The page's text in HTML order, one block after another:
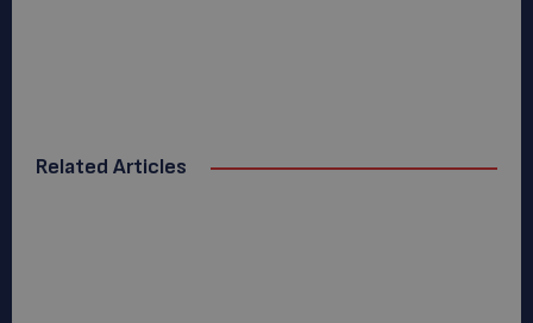
Related Articles